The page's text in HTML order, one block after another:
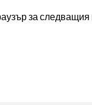
за следващия